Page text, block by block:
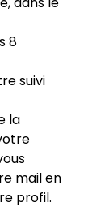
8
suivi
la
mail en
profil.